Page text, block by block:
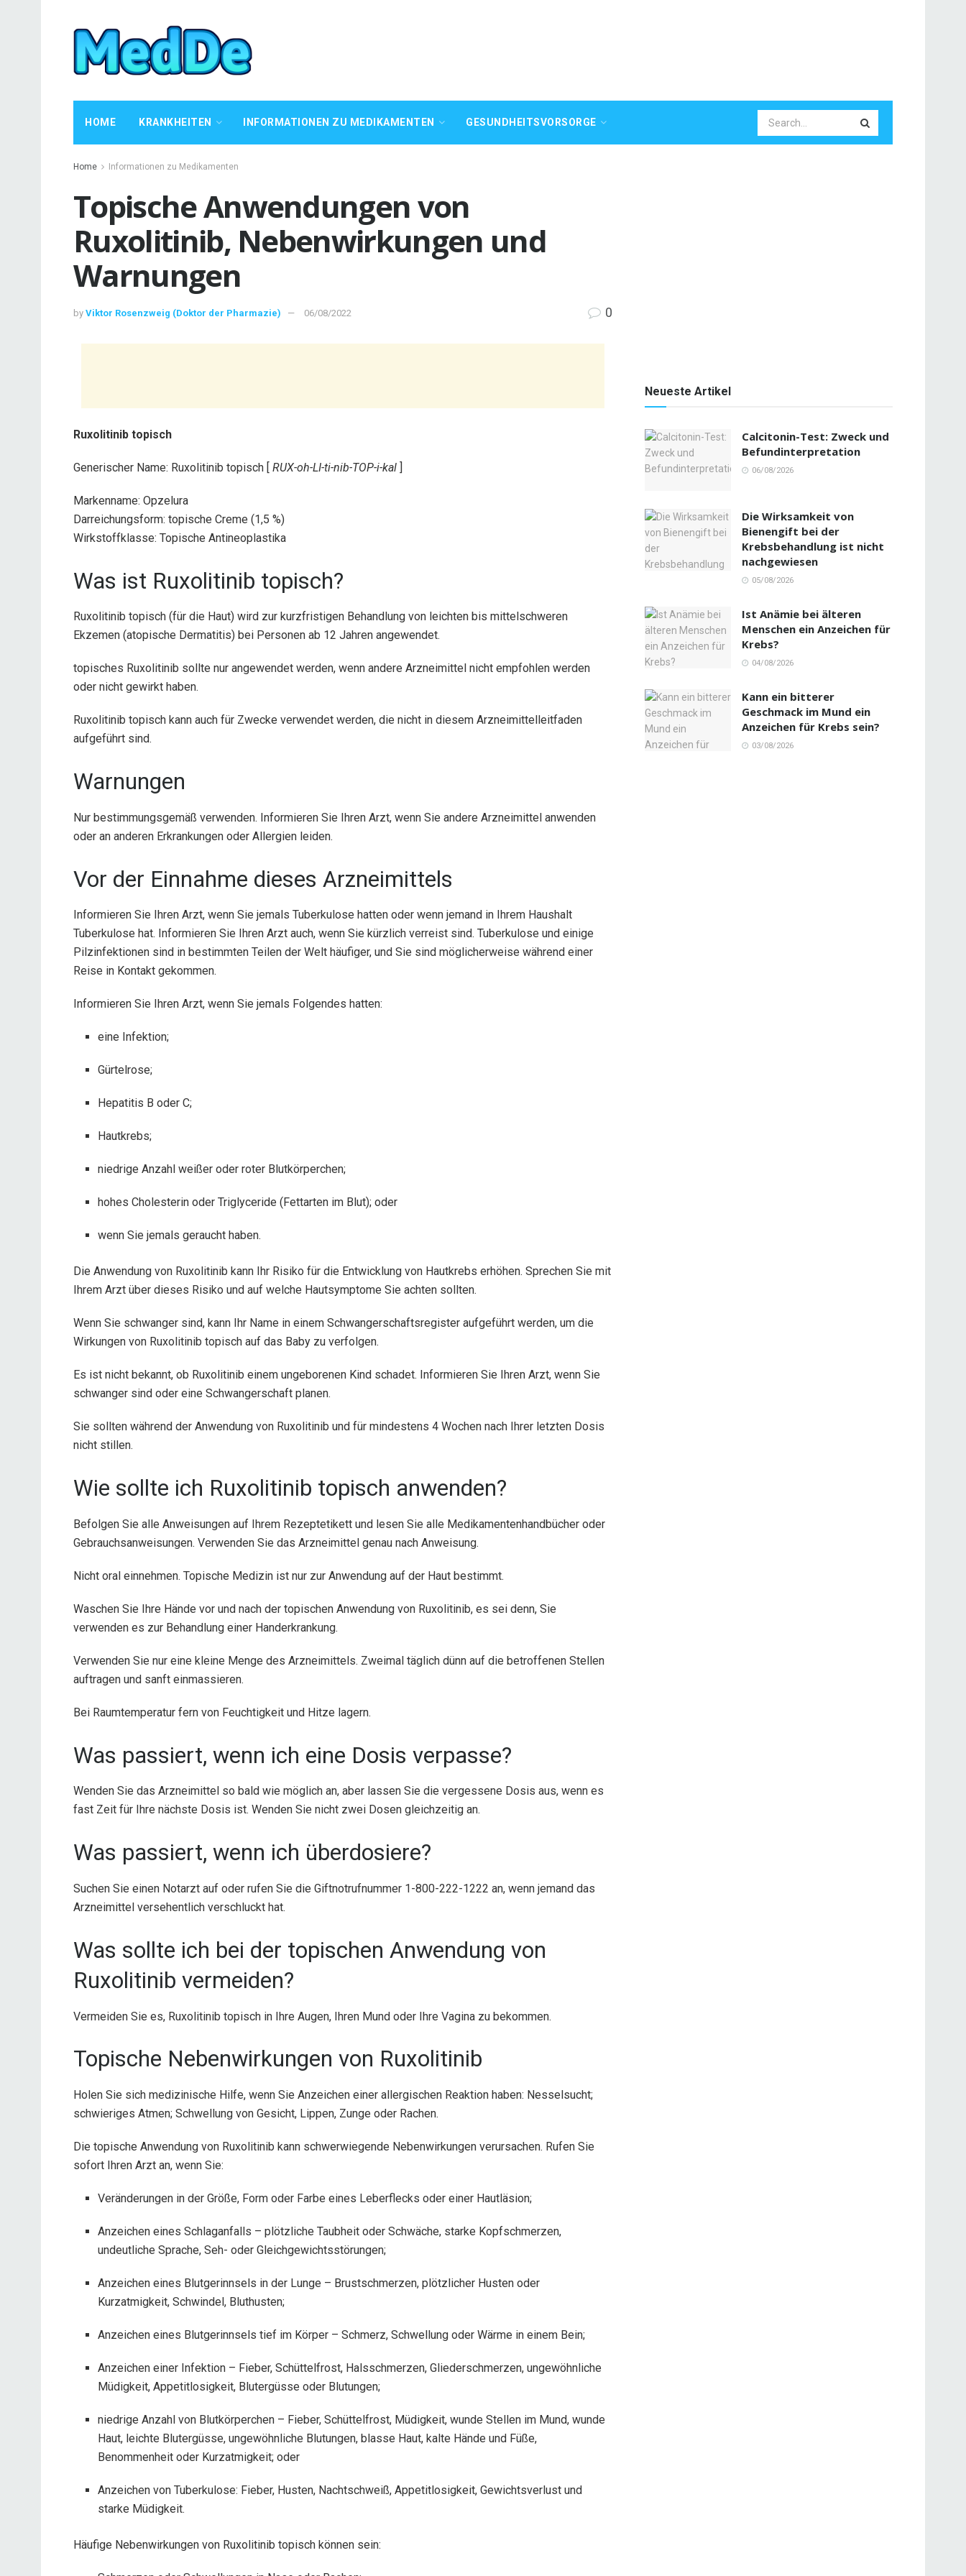
HOME KRANKHEITEN INFORMATIONEN ZU MEDIKAMENTEN GESUNDHEITSVORSORGE
Home Informationen zu Medikamenten
Topische Anwendungen von
Ruxolitinib, Nebenwirkungen und
Warnungen
by Viktor Rosenzweig (Doktor der Pharmazie) 06/08/2022 0
Ruxolitinib topisch
Generischer Name: Ruxolitinib topisch [ RUX-oh-LI-ti-nib-TOP-i-kal ]
Markenname: Opzelura
Darreichungsform: topische Creme (1,5 %)
Wirkstoffklasse: Topische Antineoplastika
Was ist Ruxolitinib topisch?
Ruxolitinib topisch (für die Haut) wird zur kurzfristigen Behandlung von leichten bis mittelschweren
Ekzemen (atopische Dermatitis) bei Personen ab 12 Jahren angewendet.
topisches Ruxolitinib sollte nur angewendet werden, wenn andere Arzneimittel nicht empfohlen werden
oder nicht gewirkt haben.
Ruxolitinib topisch kann auch für Zwecke verwendet werden, die nicht in diesem Arzneimittelleitfaden
aufgeführt sind.
Warnungen
Nur bestimmungsgemäß verwenden. Informieren Sie Ihren Arzt, wenn Sie andere Arzneimittel anwenden
oder an anderen Erkrankungen oder Allergien leiden.
Vor der Einnahme dieses Arzneimittels
Informieren Sie Ihren Arzt, wenn Sie jemals Tuberkulose hatten oder wenn jemand in Ihrem Haushalt
Tuberkulose hat. Informieren Sie Ihren Arzt auch, wenn Sie kürzlich verreist sind. Tuberkulose und einige
Pilzinfektionen sind in bestimmten Teilen der Welt häufiger, und Sie sind möglicherweise während einer
Reise in Kontakt gekommen.
Informieren Sie Ihren Arzt, wenn Sie jemals Folgendes hatten:
eine Infektion;
Gürtelrose;
Hepatitis B oder C;
Hautkrebs;
niedrige Anzahl weißer oder roter Blutkörperchen;
hohes Cholesterin oder Triglyceride (Fettarten im Blut); oder
wenn Sie jemals geraucht haben.
Die Anwendung von Ruxolitinib kann Ihr Risiko für die Entwicklung von Hautkrebs erhöhen. Sprechen Sie mit
Ihrem Arzt über dieses Risiko und auf welche Hautsymptome Sie achten sollten.
Wenn Sie schwanger sind, kann Ihr Name in einem Schwangerschaftsregister aufgeführt werden, um die
Wirkungen von Ruxolitinib topisch auf das Baby zu verfolgen.
Es ist nicht bekannt, ob Ruxolitinib einem ungeborenen Kind schadet. Informieren Sie Ihren Arzt, wenn Sie
schwanger sind oder eine Schwangerschaft planen.
Sie sollten während der Anwendung von Ruxolitinib und für mindestens 4 Wochen nach Ihrer letzten Dosis
nicht stillen.
Wie sollte ich Ruxolitinib topisch anwenden?
Befolgen Sie alle Anweisungen auf Ihrem Rezeptetikett und lesen Sie alle Medikamentenhandbücher oder
Gebrauchsanweisungen. Verwenden Sie das Arzneimittel genau nach Anweisung.
Nicht oral einnehmen. Topische Medizin ist nur zur Anwendung auf der Haut bestimmt.
Waschen Sie Ihre Hände vor und nach der topischen Anwendung von Ruxolitinib, es sei denn, Sie
verwenden es zur Behandlung einer Handerkrankung.
Verwenden Sie nur eine kleine Menge des Arzneimittels. Zweimal täglich dünn auf die betroffenen Stellen
auftragen und sanft einmassieren.
Bei Raumtemperatur fern von Feuchtigkeit und Hitze lagern.
Was passiert, wenn ich eine Dosis verpasse?
Wenden Sie das Arzneimittel so bald wie möglich an, aber lassen Sie die vergessene Dosis aus, wenn es
fast Zeit für Ihre nächste Dosis ist. Wenden Sie nicht zwei Dosen gleichzeitig an.
Was passiert, wenn ich überdosiere?
Suchen Sie einen Notarzt auf oder rufen Sie die Giftnotrufnummer 1-800-222-1222 an, wenn jemand das
Arzneimittel versehentlich verschluckt hat.
Was sollte ich bei der topischen Anwendung von
Ruxolitinib vermeiden?
Vermeiden Sie es, Ruxolitinib topisch in Ihre Augen, Ihren Mund oder Ihre Vagina zu bekommen.
Topische Nebenwirkungen von Ruxolitinib
Holen Sie sich medizinische Hilfe, wenn Sie Anzeichen einer allergischen Reaktion haben: Nesselsucht;
schwieriges Atmen; Schwellung von Gesicht, Lippen, Zunge oder Rachen.
Die topische Anwendung von Ruxolitinib kann schwerwiegende Nebenwirkungen verursachen. Rufen Sie
sofort Ihren Arzt an, wenn Sie:
Veränderungen in der Größe, Form oder Farbe eines Leberflecks oder einer Hautläsion;
Anzeichen eines Schlaganfalls – plötzliche Taubheit oder Schwäche, starke Kopfschmerzen,
undeutliche Sprache, Seh- oder Gleichgewichtsstörungen;
Anzeichen eines Blutgerinnsels in der Lunge – Brustschmerzen, plötzlicher Husten oder
Kurzatmigkeit, Schwindel, Bluthusten;
Anzeichen eines Blutgerinnsels tief im Körper – Schmerz, Schwellung oder Wärme in einem Bein;
Anzeichen einer Infektion – Fieber, Schüttelfrost, Halsschmerzen, Gliederschmerzen, ungewöhnliche
Müdigkeit, Appetitlosigkeit, Blutergüsse oder Blutungen;
niedrige Anzahl von Blutkörperchen – Fieber, Schüttelfrost, Müdigkeit, wunde Stellen im Mund, wunde
Haut, leichte Blutergüsse, ungewöhnliche Blutungen, blasse Haut, kalte Hände und Füße,
Benommenheit oder Kurzatmigkeit; oder
Anzeichen von Tuberkulose: Fieber, Husten, Nachtschweiß, Appetitlosigkeit, Gewichtsverlust und
starke Müdigkeit.
Häufige Nebenwirkungen von Ruxolitinib topisch können sein:
Neueste Artikel
Calcitonin-Test: Zweck und
Befundinterpretation
06/08/2026
Die Wirksamkeit von
Bienengift bei der
Krebsbehandlung ist nicht
nachgewiesen
05/08/2026
Ist Anämie bei älteren
Menschen ein Anzeichen für
Krebs?
04/08/2026
Kann ein bitterer
Geschmack im Mund ein
Anzeichen für Krebs sein?
03/08/2026